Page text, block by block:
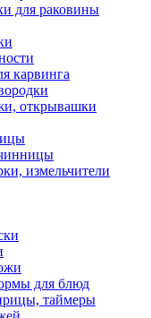
для раковины
карвинга
открывашки
измельчители
для блюд
таймеры